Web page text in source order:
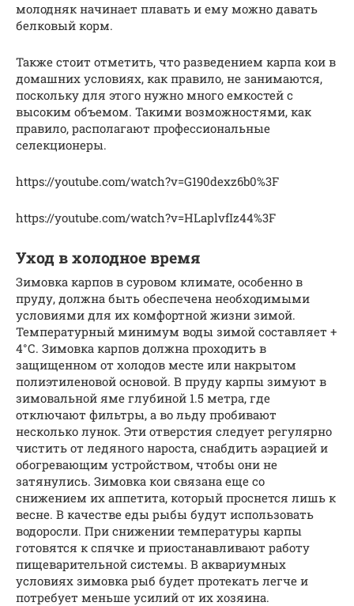
молодняк начинает плавать и ему можно давать
белковый корм.
Также стоит отметить, что разведением карпа кои в
домашних условиях, как правило, не занимаются,
поскольку для этого нужно много емкостей с
высоким объемом. Такими возможностями, как
правило, располагают профессиональные
селекционеры.
https://youtube.com/watch?v=G190dexz6b0%3F
https://youtube.com/watch?v=HLaplvfIz44%3F
Уход в холодное время
Зимовка карпов в суровом климате, особенно в
пруду, должна быть обеспечена необходимыми
условиями для их комфортной жизни зимой.
Температурный минимум воды зимой составляет +
4°С. Зимовка карпов должна проходить в
защищенном от холодов месте или накрытом
полиэтиленовой основой. В пруду карпы зимуют в
зимовальной яме глубиной 1.5 метра, где
отключают фильтры, а во льду пробивают
несколько лунок. Эти отверстия следует регулярно
чистить от ледяного нароста, снабдить аэрацией и
обогревающим устройством, чтобы они не
затянулись. Зимовка кои связана еще со
снижением их аппетита, который проснется лишь к
весне. В качестве еды рыбы будут использовать
водоросли. При снижении температуры карпы
готовятся к спячке и приостанавливают работу
пищеварительной системы. В аквариумных
условиях зимовка рыб будет протекать легче и
потребует меньше усилий от их хозяина.